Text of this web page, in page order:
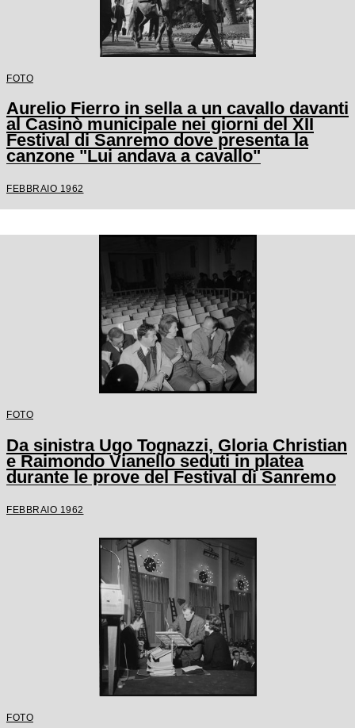
FOTO
Aurelio Fierro in sella a un cavallo davanti
al Casinò municipale nei giorni del XII
Festival di Sanremo dove presenta la
canzone "Lui andava a cavallo"
FEBBRAIO 1962
FOTO
Da sinistra Ugo Tognazzi, Gloria Christian
e Raimondo Vianello seduti in platea
durante le prove del Festival di Sanremo
FEBBRAIO 1962
FOTO